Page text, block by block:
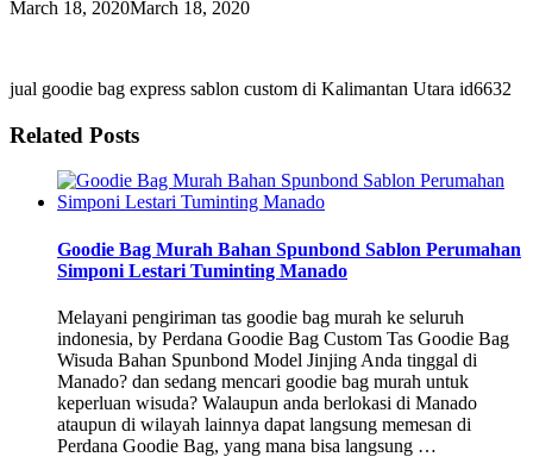
March 18, 2020March 18, 2020
jual goodie bag express sablon custom di Kalimantan Utara id6632
Related Posts
Goodie Bag Murah Bahan Spunbond Sablon Perumahan
Simponi Lestari Tuminting Manado
Melayani pengiriman tas goodie bag murah ke seluruh
indonesia, by Perdana Goodie Bag Custom Tas Goodie Bag
Wisuda Bahan Spunbond Model Jinjing Anda tinggal di
Manado? dan sedang mencari goodie bag murah untuk
keperluan wisuda? Walaupun anda berlokasi di Manado
ataupun di wilayah lainnya dapat langsung memesan di
Perdana Goodie Bag, yang mana bisa langsung …